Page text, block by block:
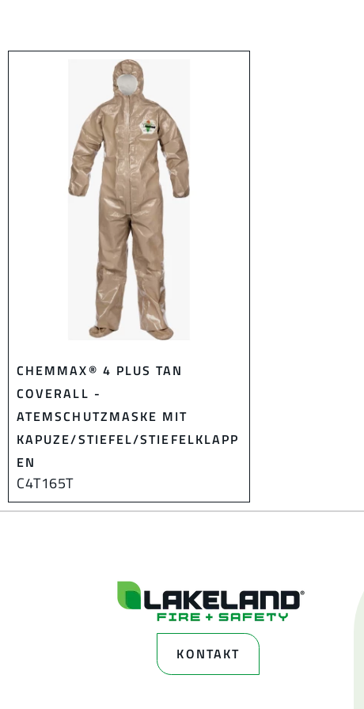
CHEMMAX® 4 PLUS TAN
COVERALL -
ATEMSCHUTZMASKE MIT
KAPUZE/STIEFEL/STIEFELKLAPP
EN
C4T165T
KONTAKT